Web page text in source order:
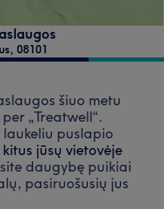
, 08101
šiuo metu
„Treatwell“.
puslapio
jūsų vietovėje
daugybę puikiai
pasiruošusių jus